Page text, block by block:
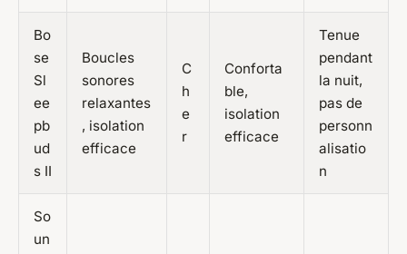
Bo
se
Sl
ee
pb
ud
s II
Boucles
sonores
relaxantes
, isolation
efficace
C
h
e
r
Conforta
ble,
isolation
efficace
Tenue
pendant
la nuit,
pas de
personn
alisatio
n
So
un